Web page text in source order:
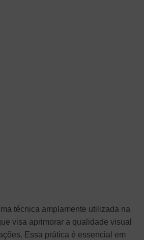
técnica amplamente utilizada na
visa aprimorar a qualidade visual
Essa prática é essencial em